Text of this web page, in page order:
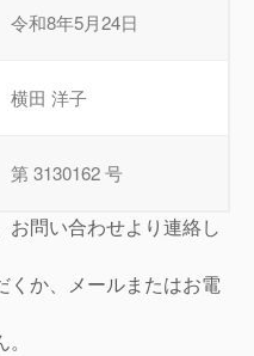
令和8年5月24日
横田 洋子
第 3130162 号
問い合わせより連絡し
くか、メールまたはお電